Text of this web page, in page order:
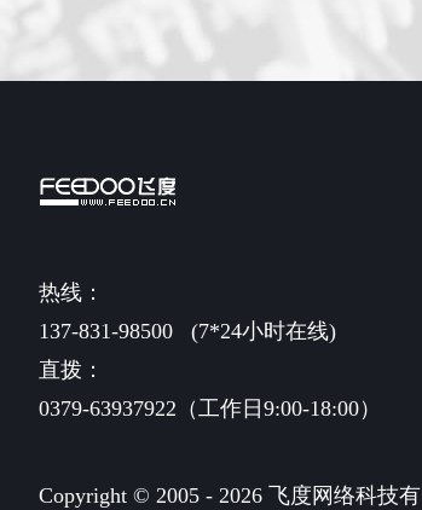
热线：
137-831-98500
(7*24小时在线)
直拨：
0379-63937922（工作日9:00-18:00）
Copyright © 2005 - 2026 飞度网络科技有